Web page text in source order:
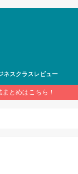
ネスクラスレビュー
とめはこちら！